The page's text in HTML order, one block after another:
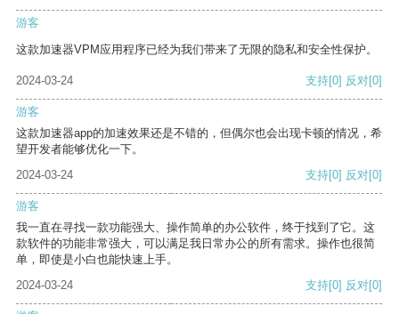
游客
这款加速器VPM应用程序已经为我们带来了无限的隐私和安全性保护。
2024-03-24 支持[0] 反对[0]
游客
这款加速器app的加速效果还是不错的，但偶尔也会出现卡顿的情况，希
望开发者能够优化一下。
2024-03-24
支持[0] 反对[0]
游客
我一直在寻找一款功能强大、操作简单的办公软件，终于找到了它。这
款软件的功能非常强大，可以满足我日常办公的所有需求。操作也很简
单，即使是小白也能快速上手。
2024-03-24
支持[0] 反对[0]